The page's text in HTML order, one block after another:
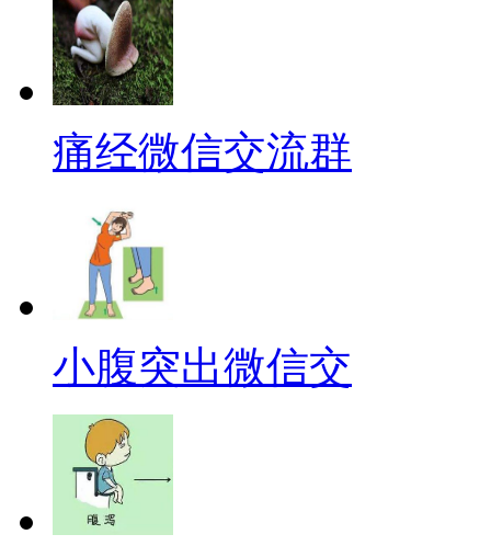
痛经微信交流群
小腹突出微信交